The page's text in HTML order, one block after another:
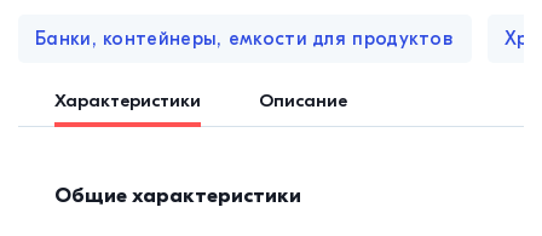
Банки, контейнеры, емкости для продуктов
Характеристики Описание
Общие характеристики